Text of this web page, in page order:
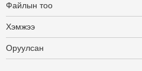
Файлын тоо
Хэмжээ
Оруулсан